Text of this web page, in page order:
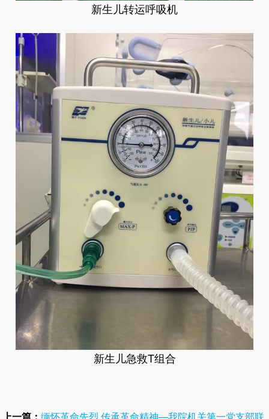
新生儿转运呼吸机
新生儿急救T组合